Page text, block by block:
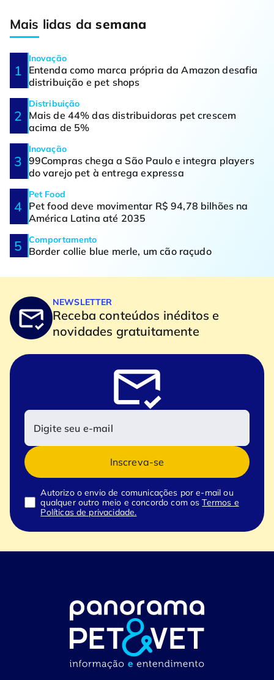
Mais lidas dasemana
Inovação
Entenda como marca própria da Amazon desafia
distribuição e pet shops
Distribuição
Mais de 44% das distribuidoras pet crescem
acima de 5%
Inovação
99Compras chega a São Paulo e integra players
do varejo pet à entrega expressa
Pet Food
Pet food deve movimentar R$ 94,78 bilhões na
América Latina até 2035
Comportamento
Border collie blue merle, um cão raçudo
NEWSLETTER
Receba conteúdos inéditos e
novidades gratuitamente
Inscreva-se
Autorizo o envio de comunicações por e-mail ou
qualquer outro meio e concordo com osTermos e
Políticas de privacidade.